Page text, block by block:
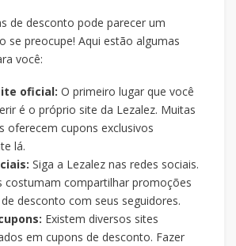
de desconto pode parecer um
se preocupe! Aqui estão algumas
você:
oficial: O primeiro lugar que você
é o próprio site da Lezalez. Muitas
oferecem cupons exclusivos
lá.
Siga a Lezalez nas redes sociais.
costumam compartilhar promoções
desconto com seus seguidores.
Existem diversos sites
em cupons de desconto. Fazer